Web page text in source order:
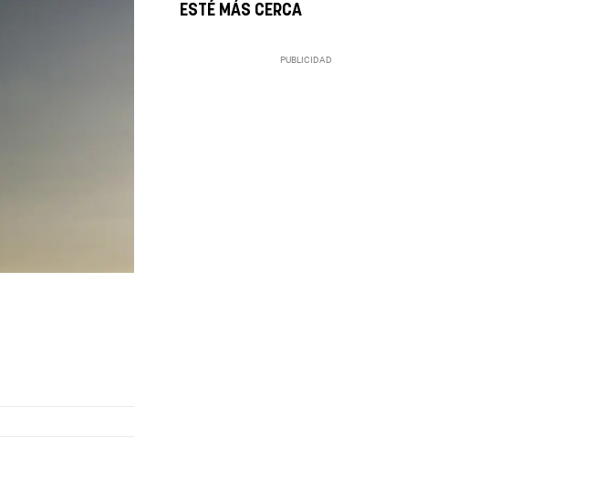
ESTÉ MÁS CERCA